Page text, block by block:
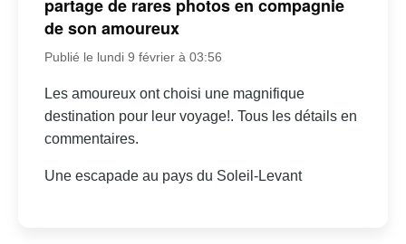
partage de rares photos en compagnie
de son amoureux
Publié le lundi 9 février à 03:56
Les amoureux ont choisi une magnifique
destination pour leur voyage!. Tous les détails en
commentaires.
Une escapade au pays du Soleil-Levant